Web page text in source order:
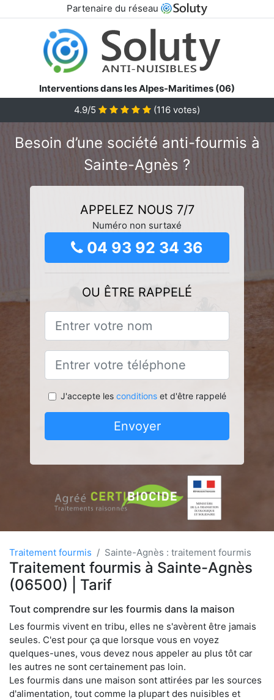
Partenaire du réseau
Interventions dans les Alpes-Maritimes (06)
4.9/5
(116 votes)
Besoin d’une société anti-fourmis à
Sainte-Agnès ?
APPELEZ NOUS 7/7
Numéro non surtaxé
04 93 92 34 36
OU ÊTRE RAPPELÉ
J'accepte les conditionset d'être rappelé
Envoyer
Traitement fourmis Sainte-Agnès : traitement fourmis
Traitement fourmis à Sainte-Agnès
(06500) | Tarif
Tout comprendre sur les fourmis dans la maison
Les fourmis vivent en tribu, elles ne s'avèrent être jamais
seules. C'est pour ça que lorsque vous en voyez
quelques-unes, vous devez nous appeler au plus tôt car
les autres ne sont certainement pas loin.
Les fourmis dans une maison sont attirées par les sources
d'alimentation, tout comme la plupart des nuisibles et